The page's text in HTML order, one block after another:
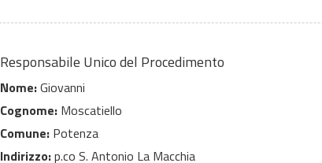
Responsabile Unico del Procedimento
Nome:Giovanni
Cognome: Moscatiello
Comune: Potenza
Indirizzo:p.co S. Antonio La Macchia